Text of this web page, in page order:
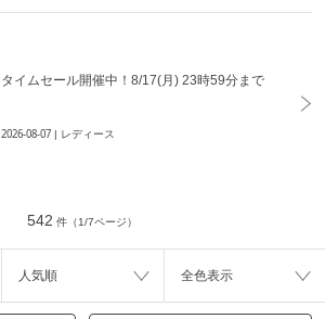
タイムセール開催中！8/17(月) 23時59分まで
2026-08-07 | レディース
542 件（1/7ページ）
人気順 全色表示